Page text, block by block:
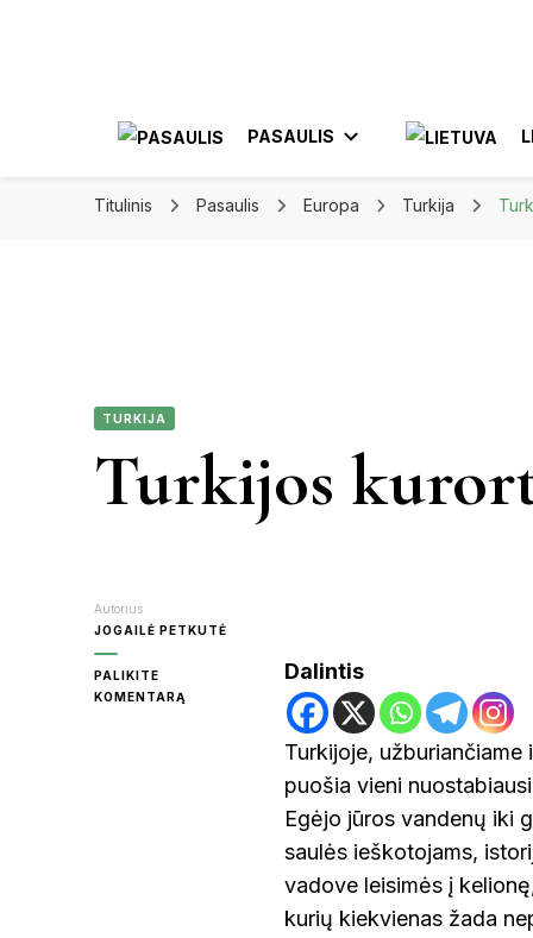
Apkeliauk.lt
PASAULIS
AZIJA
Titulinis Pasaulis Europa Turkija
TURKIJA
Turkijos
Autorius
JOGAILĖ PETKUTĖ
PALIKITE
KOMENTARĄ
Dalintis
Turkijoje,
puošia vieni
Egėjo jūros vandenų iki
saulės ieškotojams,
vadove leisimės į
kurių kiekvienas žada